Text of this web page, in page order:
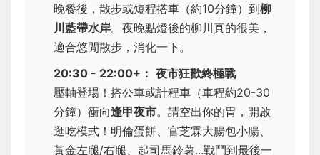
晚餐後，散步或短程搭車（約10分鐘）到柳
川藍帶水岸。夜晚點燈後的柳川真的很美，
適合悠閒散步，消化一下。
20:30 - 22:00+： 夜市狂歡終極戰
壓軸登場！搭公車或計程車（車程約20-30
分鐘）衝向逢甲夜市。請空出你的胃，開啟
逛吃模式！明倫蛋餅、官芝霖大腸包小腸、
黃金左腿/右腿、起司馬鈴薯...戰鬥到最後一